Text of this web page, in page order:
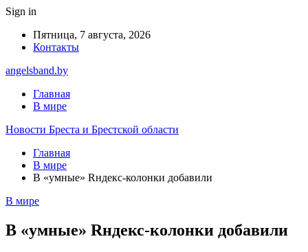
Sign in
Пятница, 7 августа, 2026
Контакты
angelsband.by
Главная
В мире
Новости Бреста и Брестской области
Главная
В мире
В «умные» Rндекс-колонки добавили
В мире
В «умные» Rндекс-колонки добавили